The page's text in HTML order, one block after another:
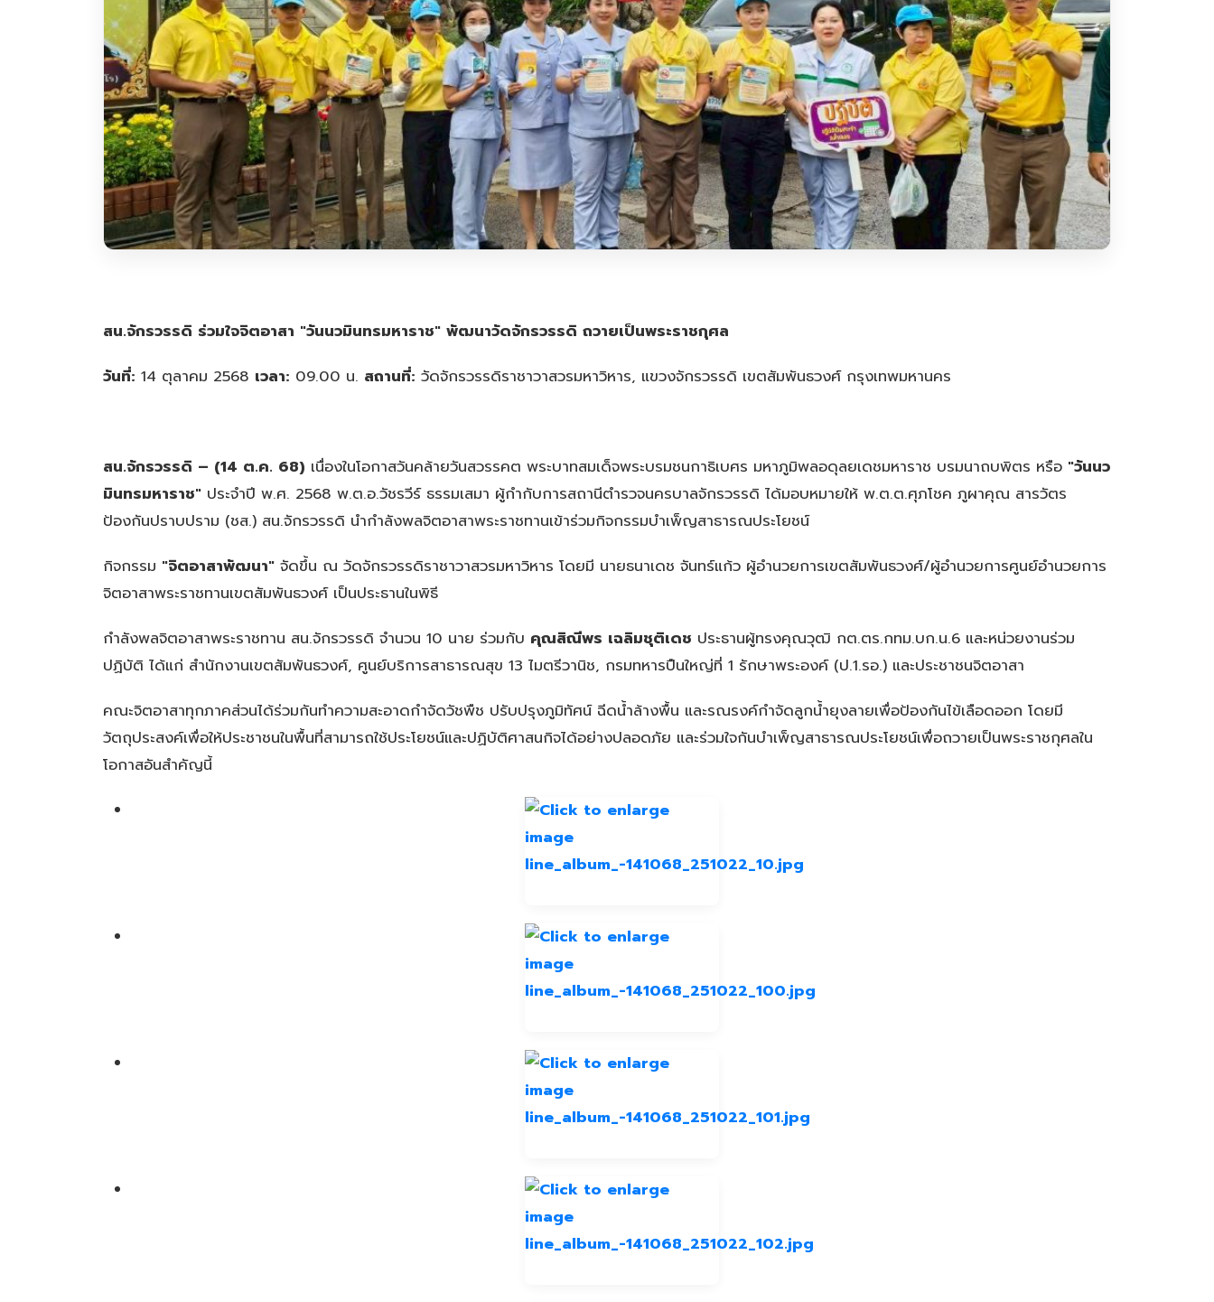
สน.จักรวรรดิ ร่วมใจจิตอาสา "วันนวมินทรมหาราช" พัฒนาวัดจักรวรรดิ ถวายเป็นพระราชกุศล
วันที่: 14 ตุลาคม 2568 เวลา: 09.00 น. สถานที่: วัดจักรวรรดิราชาวาสวรมหาวิหาร, แขวงจักรวรรดิ เขตสัมพันธวงศ์ กรุงเทพมหานคร
สน.จักรวรรดิ – (14 ต.ค. 68) เนื่องในโอกาสวันคล้ายวันสวรรคต พระบาทสมเด็จพระบรมชนกาธิเบศร มหาภูมิพลอดุลยเดชมหาราช บรมนาถบพิตร หรือ "วันนว
มินทรมหาราช" ประจำปี พ.ศ. 2568 พ.ต.อ.วัชรวีร์ ธรรมเสมา ผู้กำกับการสถานีตำรวจนครบาลจักรวรรดิ ได้มอบหมายให้ พ.ต.ต.ศุภโชค ภูผาคุณ สารวัตร
ป้องกันปราบปราม (ชส.) สน.จักรวรรดิ นำกำลังพลจิตอาสาพระราชทานเข้าร่วมกิจกรรมบำเพ็ญสาธารณประโยชน์
กิจกรรม "จิตอาสาพัฒนา" จัดขึ้น ณ วัดจักรวรรดิราชาวาสวรมหาวิหาร โดยมี นายธนาเดช จันทร์แก้ว ผู้อำนวยการเขตสัมพันธวงศ์/ผู้อำนวยการศูนย์อำนวยการ
จิตอาสาพระราชทานเขตสัมพันธวงศ์ เป็นประธานในพิธี
กำลังพลจิตอาสาพระราชทาน สน.จักรวรรดิ จำนวน 10 นาย ร่วมกับ คุณสิณีพร เฉลิมชุติเดช ประธานผู้ทรงคุณวุฒิ กต.ตร.กทม.บก.น.6 และหน่วยงานร่วม
ปฏิบัติ ได้แก่ สำนักงานเขตสัมพันธวงศ์, ศูนย์บริการสาธารณสุข 13 ไมตรีวานิช, กรมทหารปืนใหญ่ที่ 1 รักษาพระองค์ (ป.1.รอ.) และประชาชนจิตอาสา
คณะจิตอาสาทุกภาคส่วนได้ร่วมกันทำความสะอาดกำจัดวัชพืช ปรับปรุงภูมิทัศน์ ฉีดน้ำล้างพื้น และรณรงค์กำจัดลูกน้ำยุงลายเพื่อป้องกันไข้เลือดออก โดยมี
วัตถุประสงค์เพื่อให้ประชาชนในพื้นที่สามารถใช้ประโยชน์และปฏิบัติศาสนกิจได้อย่างปลอดภัย และร่วมใจกันบำเพ็ญสาธารณประโยชน์เพื่อถวายเป็นพระราชกุศลใน
โอกาสอันสำคัญนี้